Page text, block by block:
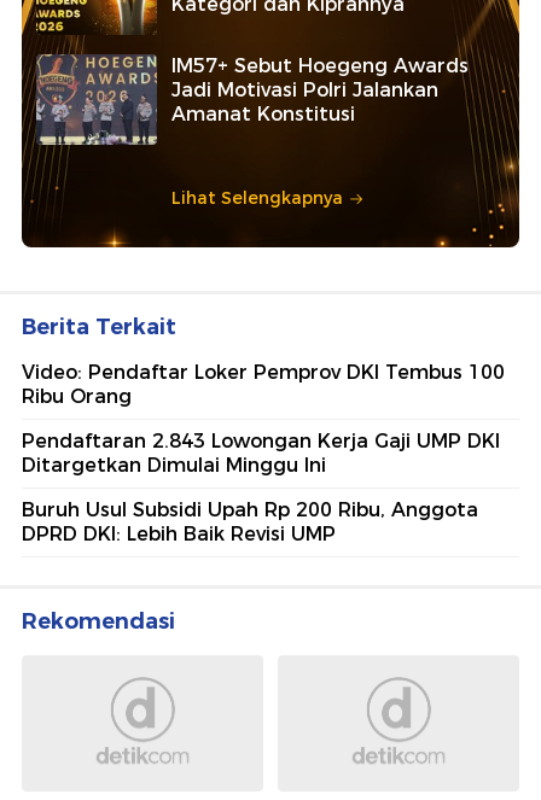
Kategori dan Kiprahnya
IM57+ Sebut Hoegeng Awards
Jadi Motivasi Polri Jalankan
Amanat Konstitusi
Lihat Selengkapnya
Berita Terkait
Video: Pendaftar Loker Pemprov DKI Tembus 100
Ribu Orang
Pendaftaran 2.843 Lowongan Kerja Gaji UMP DKI
Ditargetkan Dimulai Minggu Ini
Buruh Usul Subsidi Upah Rp 200 Ribu, Anggota
DPRD DKI: Lebih Baik Revisi UMP
Rekomendasi